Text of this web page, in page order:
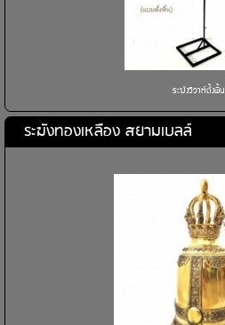
ระฆังวิวาห์ตั้งพื้น
ระฆังทองเหลือง สยามเบลล์